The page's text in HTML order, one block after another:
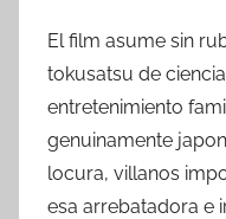
El film asume sin
tokusatsu de
entretenimiento
genuinamente
locura, villanos
esa arrebatadora e